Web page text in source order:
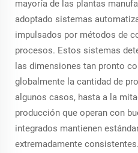
mayoría de las plantas
adoptado sistemas
impulsados por métodos de
procesos. Estos sistemas
las dimensiones tan pronto
globalmente la cantidad de
algunos casos, hasta a la
producción que operan con
integrados mantienen
extremadamente